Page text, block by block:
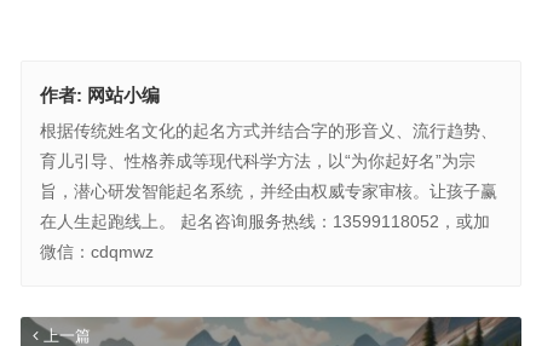
作者: 网站小编
根据传统姓名文化的起名方式并结合字的形音义、流行趋势、
育儿引导、性格养成等现代科学方法，以“为你起好名”为宗
旨，潜心研发智能起名系统，并经由权威专家审核。让孩子赢
在人生起跑线上。 起名咨询服务热线：13599118052，或加
微信：cdqmwz
上一篇